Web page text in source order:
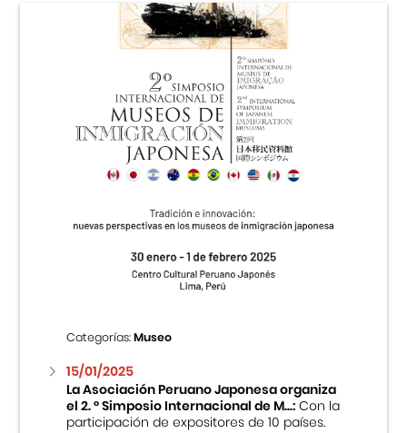
Categorías:Museo
15/01/2025
La Asociación Peruano Japonesa organiza
el 2. ° Simposio Internacional de M...:Con la
participación de expositores de 10 países.